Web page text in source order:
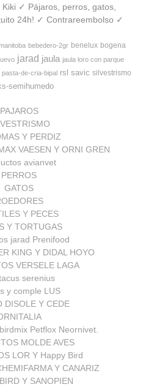
✓ Pájaros, perros, gatos,
24h! ✓ Contrareembolso ✓
bebedero-2gr benelux bogena
jarad jaula jaula loro con parque
pasta-de-cria-bipal rsl savic silvestrismo
semihumedo
PAJAROS
Y PERDIZ
VAESEN Y ORNI GREN
avianvet
PERROS
GATOS
Y PECES
Y TORTUGAS
jarad Prenifood
KING Y DIDAL HOYO
VERSELE LAGA
serenius
y comple LUS
DISOLE Y CEDE
Petflox Neornivet.
MOLDE AVES
LOR Y Happy Bird
Y CANARIZ
Y SANOPIEN